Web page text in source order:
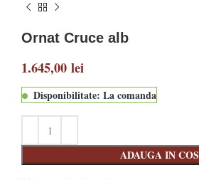
Ornat Cruce alb
1.645,00 lei
Disponibilitate: La comanda
ADAUGA IN COS